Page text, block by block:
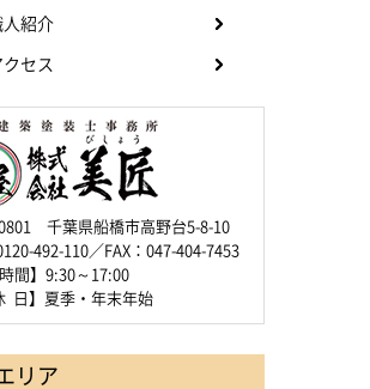
人紹介
クセス
千葉県船橋市高野台5-8-10
492-110／FAX：047-404-7453
時間】9:30～17:00
日】夏季・年末年始
リア